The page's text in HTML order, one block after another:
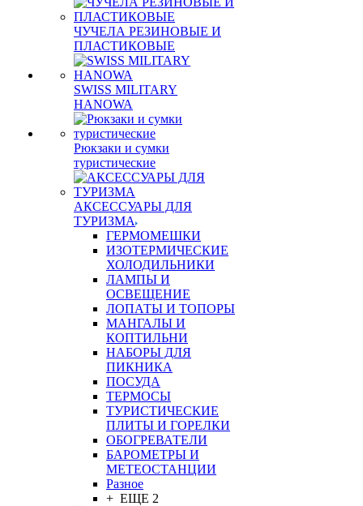
ЧУЧЕЛА РЕЗИНОВЫЕ И
ПЛАСТИКОВЫЕ
SWISS MILITARY
HANOWA
Рюкзаки и сумки
туристические
АКСЕССУАРЫ ДЛЯ
ТУРИЗМА
ГЕРМОМЕШКИ
ИЗОТЕРМИЧЕСКИЕ
ХОЛОДИЛЬНИКИ
ЛАМПЫ И
ОСВЕЩЕНИЕ
ЛОПАТЫ И ТОПОРЫ
МАНГАЛЫ И
КОПТИЛЬНИ
НАБОРЫ ДЛЯ
ПИКНИКА
ПОСУДА
ТЕРМОСЫ
ТУРИСТИЧЕСКИЕ
ПЛИТЫ И ГОРЕЛКИ
ОБОГРЕВАТЕЛИ
БАРОМЕТРЫ И
МЕТЕОСТАНЦИИ
Разное
+ ЕЩЕ 2